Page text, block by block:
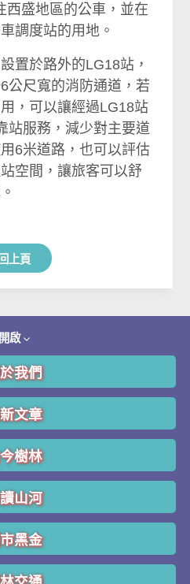
西盛地區的公車，並在
調度站的用地。
置於路外的LG18站，
公尺寬的消防通道，若
，可以讓經過LG18站
站服務，減少對主要道
6米道路，也可以評估
空間，讓旅客可以舒
回上頁
開啟
我們
文章
樹林
山河
黑金